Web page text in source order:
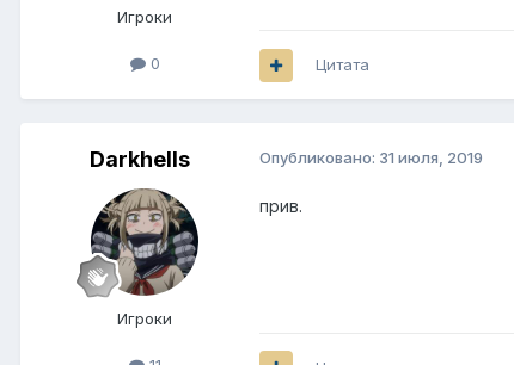
Игроки
0 Цитата
Darkhells
Игроки
Опубликовано: 31 июля, 2019
прив.